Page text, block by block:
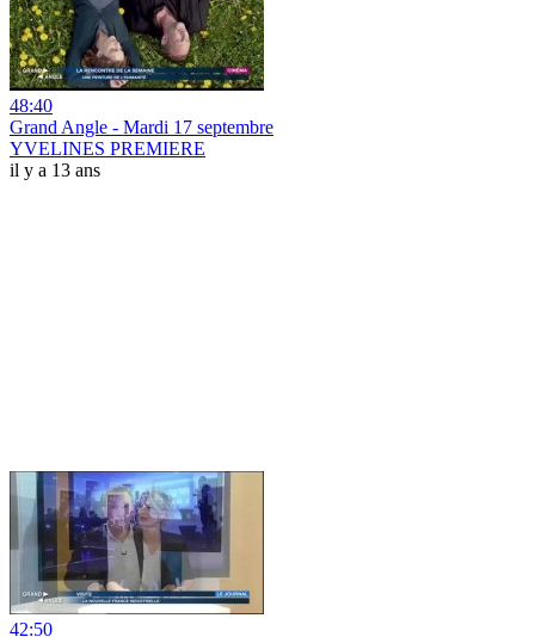
48:40
Grand Angle - Mardi 17 septembre
YVELINES PREMIERE
il y a 13 ans
42:50